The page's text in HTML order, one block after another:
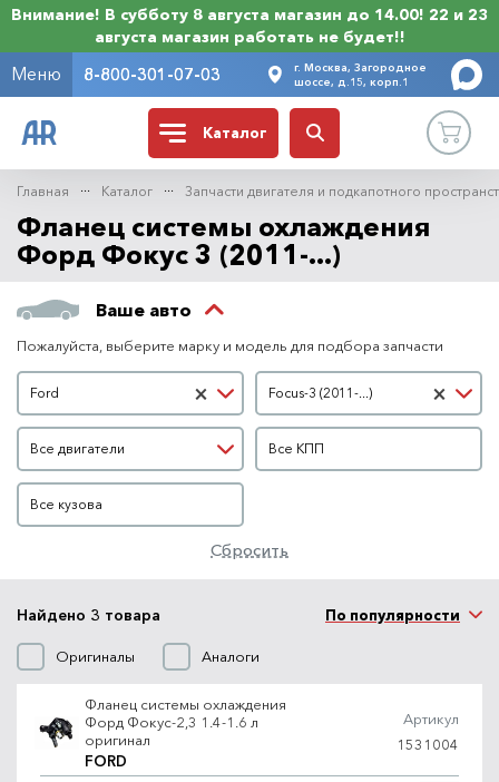
Внимание! В субботу 8 августа магазин до 14.00! 22 и 23
августа магазин работать не будет!!
Меню 8-800-301-07-03
г. Москва, Загородное
шоссе, д.15, корп.1
Каталог
Главная Каталог Запчасти двигателя и подкапотного
Фланец системы охлаждения
Форд Фокус 3 (2011-...)
Ваше авто
Пожалуйста, выберите марку и модель для подбора запчасти
Марка автомобиля
×
Ford
Модель автомобиля
×
Focus-3 (2011-...)
Двигатель
Все двигатели
КПП
Все КПП
Кузов
Все кузова
Сбросить
Найдено 3 товара
Оригиналы Аналоги
По популярности
Фланец системы охлаждения
Форд Фокус-2,3 1.4-1.6 л
оригинал
FORD
Артикул
1531004